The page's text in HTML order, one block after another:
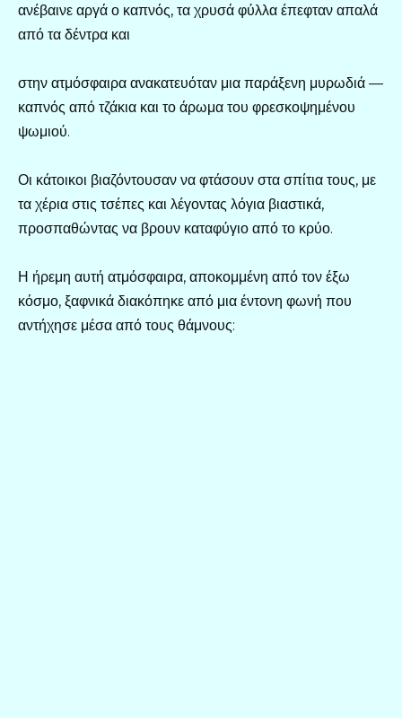
ανέβαινε αργά ο καπνός, τα χρυσά φύλλα έπεφταν απαλά
από τα δέντρα και
στην ατμόσφαιρα ανακατευόταν μια παράξενη μυρωδιά —
καπνός από τζάκια και το άρωμα του φρεσκοψημένου
ψωμιού.
Οι κάτοικοι βιαζόντουσαν να φτάσουν στα σπίτια τους, με
τα χέρια στις τσέπες και λέγοντας λόγια βιαστικά,
προσπαθώντας να βρουν καταφύγιο από το κρύο.
Η ήρεμη αυτή ατμόσφαιρα, αποκομμένη από τον έξω
κόσμο, ξαφνικά διακόπηκε από μια έντονη φωνή που
αντήχησε μέσα από τους θάμνους: